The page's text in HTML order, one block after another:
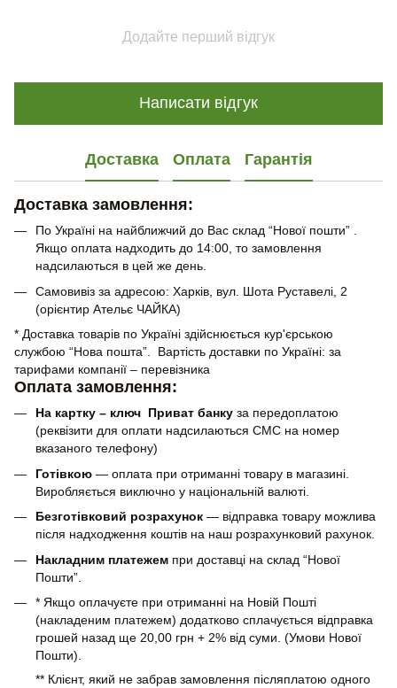
Додайте перший відгук
Написати відгук
Доставка Оплата Гарантія
Доставка замовлення:
По Україні на найближчий до Вас склад “Нової пошти” .
Якщо оплата надходить до 14:00, то замовлення
надсилаються в цей же день.
Самовивіз за адресою: Харків, вул. Шота Руставелі, 2
(орієнтир Ательє ЧАЙКА)
* Доставка товарів по Україні здійснюється кур'єрською
службою “Нова пошта”. Вартість доставки по Україні: за
тарифами компанії – перевізника
Оплата замовлення:
На картку – ключ Приват банку за передоплатою
(реквізити для оплати надсилаються СМС на номер
вказаного телефону)
Готівкою — оплата при отриманні товару в магазині.
Виробляється виключно у національній валюті.
Безготівковий розрахунок — відправка товару можлива
після надходження коштів на наш розрахунковий рахунок.
Накладним платежем при доставці на склад “Нової
Пошти”.
* Якщо оплачуєте при отриманні на Новій Пошті
(накладеним платежем) додатково сплачується відправка
грошей назад ще 20,00 грн + 2% від суми. (Умови Нової
Пошти).
** Клієнт, який не забрав замовлення післяплатою одного